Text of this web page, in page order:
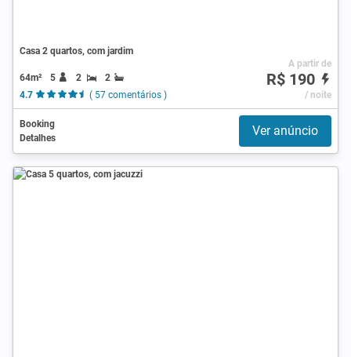
Casa 2 quartos, com jardim
64m² 5 2
2
4.7
( 57 comentários )
A partir de
R$ 190
/ noite
Booking
Detalhes
Ver anúncio